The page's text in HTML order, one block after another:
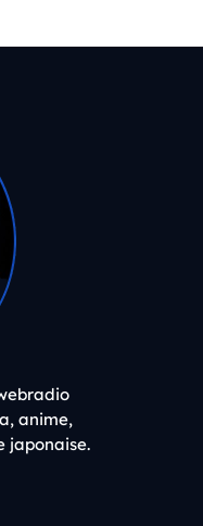
anime,
japonaise.